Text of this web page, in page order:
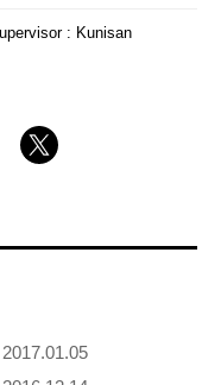
: Kunisan